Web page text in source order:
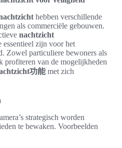
hebben verschillende
als commerciële gebouwen.
nachtzicht
essentieel zijn voor het
Zowel particuliere bewoners als
profiteren van de mogelijkheden
功能met zich
strategisch worden
te bewaken. Voorbeelden